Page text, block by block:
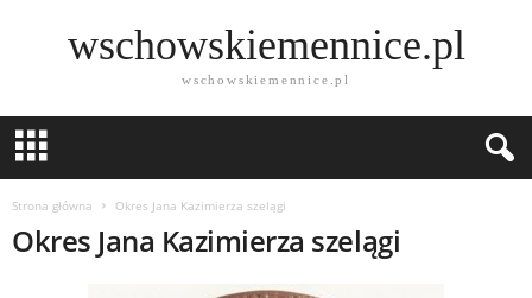
wschowskiemennice.pl
wschowskiemennice.pl
Strona główna Okres Jana Kazimierza szelągi
Okres Jana Kazimierza szelągi